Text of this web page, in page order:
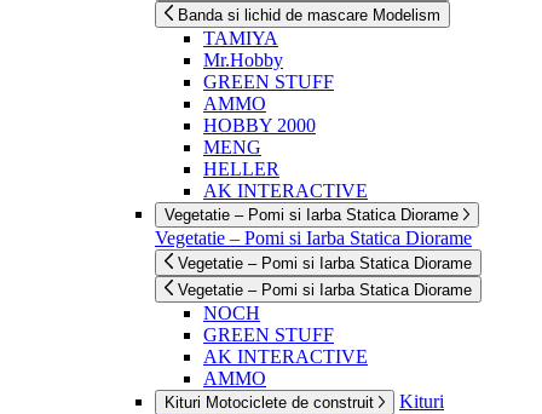
Banda si lichid de mascare Modelism
TAMIYA
Mr.Hobby
GREEN STUFF
AMMO
HOBBY 2000
MENG
HELLER
AK INTERACTIVE
Vegetatie – Pomi si Iarba Statica Diorame
Vegetatie – Pomi si Iarba Statica Diorame
Vegetatie – Pomi si Iarba Statica Diorame
Vegetatie – Pomi si Iarba Statica Diorame
NOCH
GREEN STUFF
AK INTERACTIVE
AMMO
Kituri Motociclete de construit
Kituri